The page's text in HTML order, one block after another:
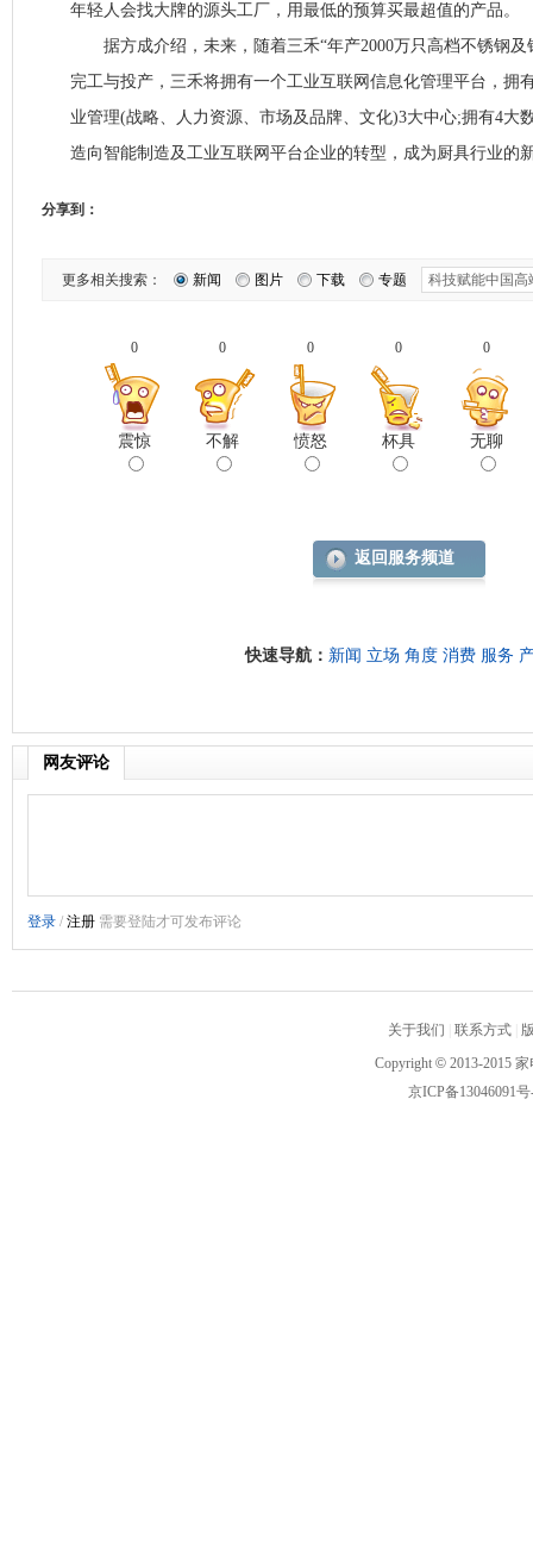
年轻人会找大牌的源头工厂，用最低的预算买最超值的产品。
据方成介绍，未来，随着三禾“年产2000万只高档不锈钢及
完工与投产，三禾将拥有一个工业互联网信息化管理平台，拥
业管理(战略、人力资源、市场及品牌、文化)3大中心;拥有4大
造向智能制造及工业互联网平台企业的转型，成为厨具行业的
分享到：
更多相关搜索： 新闻 图片 下载 专题
0
震惊
0
不解
0
愤怒
0
杯具
0
无聊
返回服务频道
快速导航： 新闻 立场 角度 消费 服务
网友评论
关于我们 联系方式
Copyright © 2013-2015
京ICP备13046091号